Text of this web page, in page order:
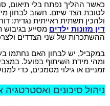
כאשר ההליך נפתח בלי תיאום,
לטובת הצד שיזם. חשוב לבחון
ולהכין תשתית ראייתית נגדית:
דין מזונות ילדים מסייע
ההשתכרות של שני הצדדים
במקביל, יש לבחון האם נחתמו
ומהי מידת השיתוף בפועל.
זמניים או גילוי מסמכים, כדי
ניהול סיכונים ואסטרטגיה